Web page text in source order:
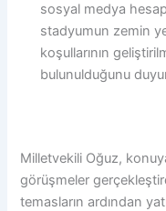
sosyal medya
stadyumun zemin
koşullarının
bulunulduğunu
Milletvekili Oğuz,
görüşmeler
temasların ardından